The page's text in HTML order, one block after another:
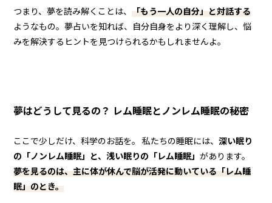
つまり、夢を読み解くことは、「もう一人の自分」と対話する
ようなもの。夢占いを知れば、自分自身をより深く理解し、悩
みを解決するヒントを見つけられるかもしれませんよ。
夢はどうして見るの？ レム睡眠とノンレム睡眠の秘密
ここで少しだけ、科学のお話を。 私たちの睡眠には、深い眠り
の「ノンレム睡眠」と、浅い眠りの「レム睡眠」があります。
夢を見るのは、主に体が休んで脳が活発に動いている「レム睡
眠」のとき。